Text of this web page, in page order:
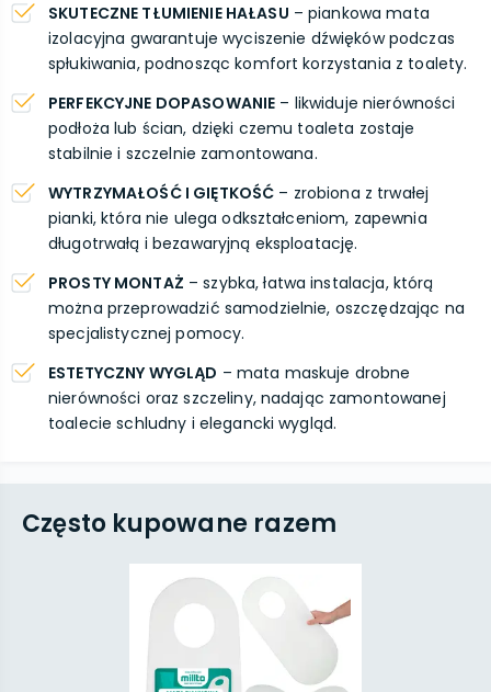
SKUTECZNE TŁUMIENIE HAŁASU – piankowa mata
izolacyjna gwarantuje wyciszenie dźwięków podczas
spłukiwania, podnosząc komfort korzystania z toalety.
PERFEKCYJNE DOPASOWANIE – likwiduje nierówności
podłoża lub ścian, dzięki czemu toaleta zostaje
stabilnie i szczelnie zamontowana.
WYTRZYMAŁOŚĆ I GIĘTKOŚĆ – zrobiona z trwałej
pianki, która nie ulega odkształceniom, zapewnia
długotrwałą i bezawaryjną eksploatację.
PROSTY MONTAŻ – szybka, łatwa instalacja, którą
można przeprowadzić samodzielnie, oszczędzając na
specjalistycznej pomocy.
ESTETYCZNY WYGLĄD – mata maskuje drobne
nierówności oraz szczeliny, nadając zamontowanej
toalecie schludny i elegancki wygląd.
Często kupowane razem